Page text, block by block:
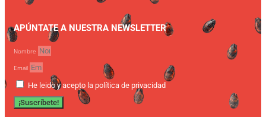
APÚNTATE A NUESTRA NEWSLETTER
Nombre
Email
He leido y acepto la política de privacidad
¡Suscríbete!